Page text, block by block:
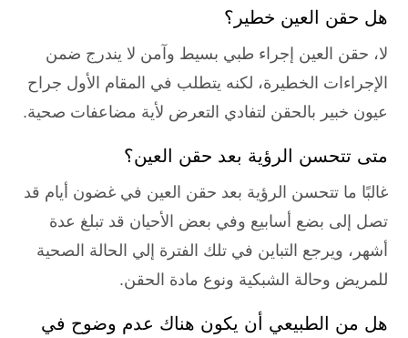
هل حقن العين خطير؟
لا، حقن العين إجراء طبي بسيط وآمن لا يندرج ضمن
الإجراءات الخطيرة، لكنه يتطلب في المقام الأول جراح
عيون خبير بالحقن لتفادي التعرض لأية مضاعفات صحية.
متى تتحسن الرؤية بعد حقن العين؟
غالبًا ما تتحسن الرؤية بعد حقن العين في غضون أيام قد
تصل إلى بضع أسابيع وفي بعض الأحيان قد تبلغ عدة
أشهر، ويرجع التباين في تلك الفترة إلي الحالة الصحية
للمريض وحالة الشبكية ونوع مادة الحقن.
هل من الطبيعي أن يكون هناك عدم وضوح في